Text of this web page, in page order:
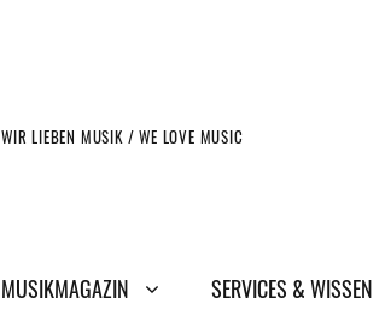
WIR LIEBEN MUSIK / WE LOVE MUSIC
MUSIKMAGAZIN SERVICES & WISSEN